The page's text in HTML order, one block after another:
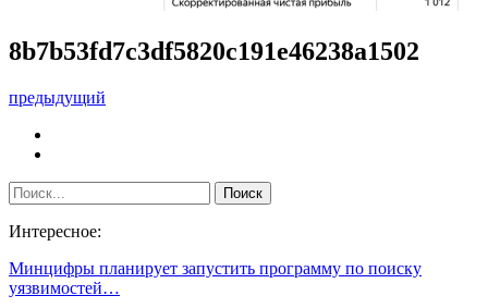
8b7b53fd7c3df5820c191e46238a1502
предыдущий
Интересное:
Минцифры планирует запустить программу по поиску
уязвимостей…